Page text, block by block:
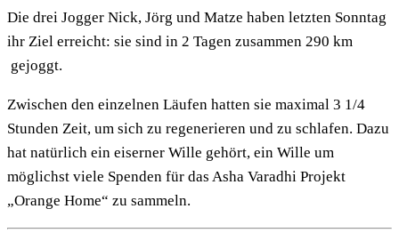
Die drei Jogger Nick, Jörg und Matze haben letzten Sonntag
ihr Ziel erreicht: sie sind in 2 Tagen zusammen 290 km
gejoggt.
Zwischen den einzelnen Läufen hatten sie maximal 3 1/4
Stunden Zeit, um sich zu regenerieren und zu schlafen. Dazu
hat natürlich ein eiserner Wille gehört, ein Wille um
möglichst viele Spenden für das Asha Varadhi Projekt
„Orange Home“ zu sammeln.